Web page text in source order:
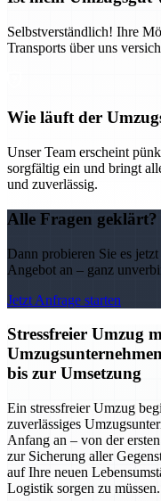
Selbstverständlich! Ihre
Transports über uns
Wie läuft der
Unser Team erscheint
sorgfältig ein und bringt
und zuverlässig.
Alle Fragen geklärt?
Dann probieren Sie es
Angebot an – ganz
Jetzt Anfrage starten
Stressfreier Umzug
bis zur Umsetzung
Ein stressfreier Umzug
zuverlässiges
Anfang an – von der
zur Sicherung aller
auf Ihre neuen
Logistik sorgen zu müssen.